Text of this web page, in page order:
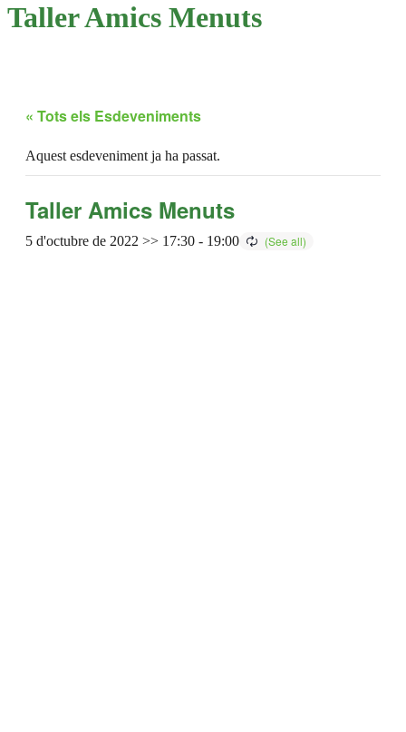
Taller Amics Menuts
« Tots els Esdeveniments
Aquest esdeveniment ja ha passat.
Taller Amics Menuts
5 d'octubre de 2022 >> 17:30 - 19:00